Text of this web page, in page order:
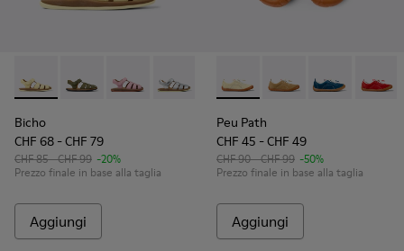
Bicho - 80177-086 - Sandali chiusi in pelle gialla per bambini.
Bicho - 80177-088 - Sandali chiusi in pelle verde per
Bicho - 80177-083
Bicho - 80177-082
Bicho - 80177-078 - Sandali
Bicho - 80177-077 -
Bicho - 80177-
Bicho -
Bicho
CHF 68 - CHF 79
CHF 85 - CHF 99 -20%
Prezzo finale in base alla taglia
Aggiungi
Peu Path - K800694-003 -
Peu Path -Peu Path -
Peu
Peu Path
CHF 45 - CHF 49
CHF 90 - CHF 99 -50%
Prezzo finale in base alla taglia
Aggiungi